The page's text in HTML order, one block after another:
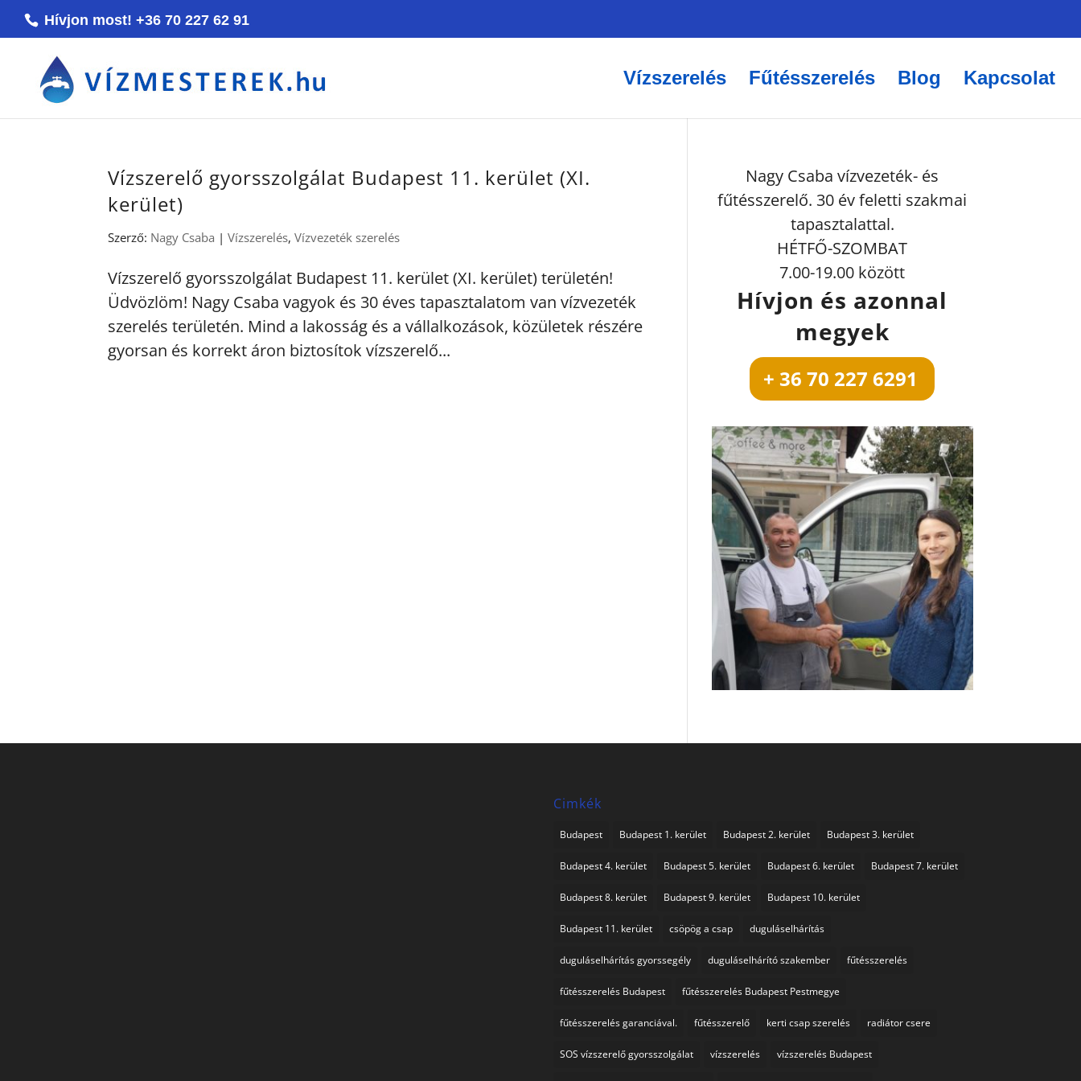
Hívjon most! +36 70 227 62 91
Vízszerelés Fűtésszerelés Blog Kapcsolat
Vízszerelő gyorsszolgálat Budapest 11. kerület (XI.
kerület)
Szerző: Nagy Csaba |Vízszerelés,Vízvezeték szerelés
Vízszerelő gyorsszolgálat Budapest 11. kerület (XI. kerület) területén!
Üdvözlöm! Nagy Csaba vagyok és 30 éves tapasztalatom van vízvezeték
szerelés területén. Mind a lakosság és a vállalkozások, közületek részére
gyorsan és korrekt áron biztosítok vízszerelő...
Nagy Csaba vízvezeték- és
fűtésszerelő. 30 év feletti szakmai
tapasztalattal.
HÉTFŐ-SZOMBAT
7.00-19.00 között
Hívjon és azonnal
megyek
+ 36 70 227 6291
Cimkék
Budapest Budapest 1. kerület Budapest 2. kerület Budapest 3. kerület
Budapest 4. kerület Budapest 5. kerület Budapest 6. kerület Budapest 7. kerület
Budapest 8. kerület Budapest 9. kerület Budapest 10. kerület
Budapest 11. kerület csöpög a csap duguláselhárítás
duguláselhárítás gyorssegély duguláselhárító szakember fűtésszerelés
fűtésszerelés Budapest fűtésszerelés Budapest Pestmegye
fűtésszerelés garanciával. fűtésszerelő kerti csap szerelés radiátor csere
SOS vízszerelő gyorsszolgálat vízszerelés vízszerelés Budapest